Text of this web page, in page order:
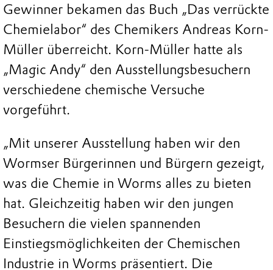
Gewinner bekamen das Buch „Das verrückte
Chemielabor“ des Chemikers Andreas Korn-
Müller überreicht. Korn-Müller hatte als
„Magic Andy“ den Ausstellungsbesuchern
verschiedene chemische Versuche
vorgeführt.
„Mit unserer Ausstellung haben wir den
Wormser Bürgerinnen und Bürgern gezeigt,
was die Chemie in Worms alles zu bieten
hat. Gleichzeitig haben wir den jungen
Besuchern die vielen spannenden
Einstiegsmöglichkeiten der Chemischen
Industrie in Worms präsentiert. Die